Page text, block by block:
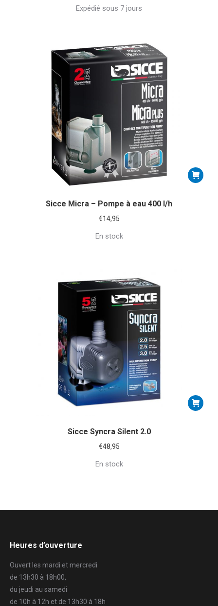
Expédié sous 7 jours
Sicce Micra – Pompe à eau 400 l/h
€14,95
En stock
Sicce Syncra Silent 2.0
€48,95
En stock
Heures d’ouverture
Ouvert les mardi et mercredi
de 13h30 à 18h00,
du jeudi au samedi
de 10h à 12h et de 13h30 à 18h